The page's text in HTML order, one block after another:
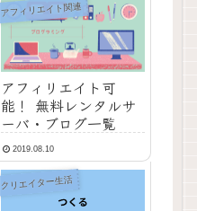
アフィリエイト関連
アフィリエイト可
能！ 無料レンタルサ
ーバ・ブログ一覧
2019.08.10
クリエイター生活